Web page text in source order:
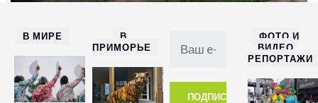
В МИРЕ
В
ПРИМОРЬЕ
ФОТО И
ВИДЕО
РЕПОРТАЖИ